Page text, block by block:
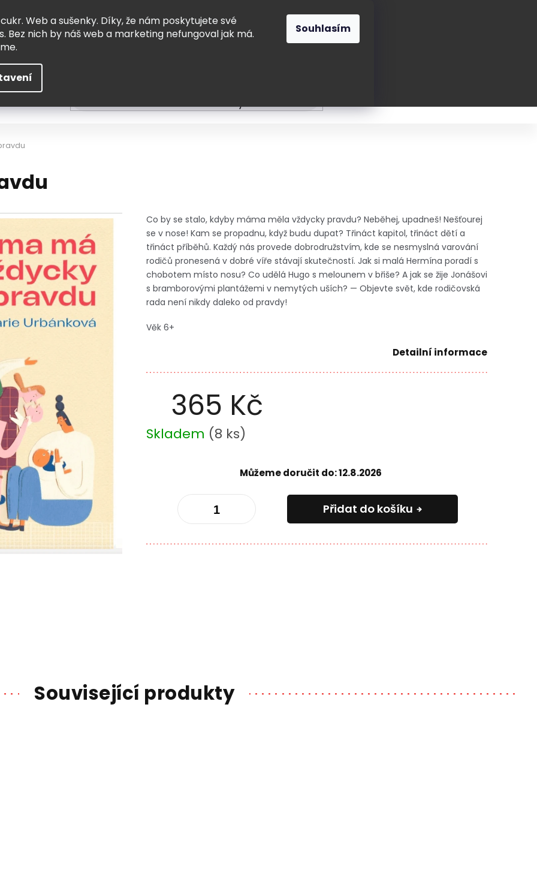
Web a sušenky. Díky, že nám poskytujete své
Bez nich by náš web a marketing nefungoval jak má.
Souhlasím
365 Kč
Měrná
cena:
Skladem (8 ks)
Můžeme doručit do:12.8.2026
Přidat do košíku
Co by se stalo, kdyby máma měla vždycky pravdu? Neběhej, upadneš! Nešťourej
se v nose! Kam se propadnu, když budu dupat? Třináct kapitol, třináct dětí a
třináct příběhů. Každý nás provede dobrodružstvím, kde se nesmyslná varování
rodičů pronesená v dobré víře stávají skutečností. Jak si malá Hermína poradí s
chobotem místo nosu? Co udělá Hugo s melounem v břiše? A jak se žije Jonášovi
s bramborovými plantážemi v nemytých uších? — Objevte svět, kde rodičovská
rada není nikdy daleko od pravdy!
Věk 6+
Detailní informace
Související produkty